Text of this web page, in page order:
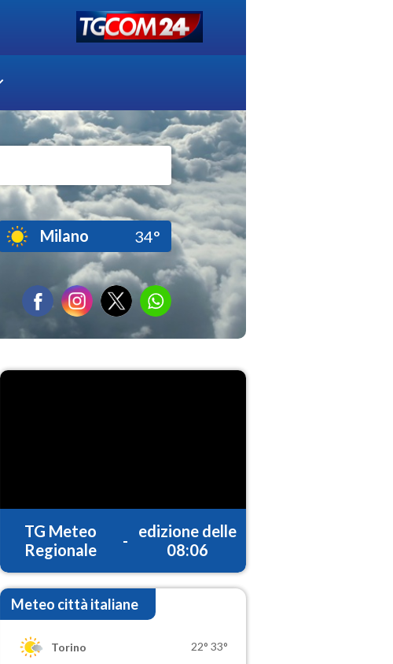
Milano 34°
TG Meteo
Regionale
-
edizione delle
08:06
Meteo città italiane
Torino 22° 33°